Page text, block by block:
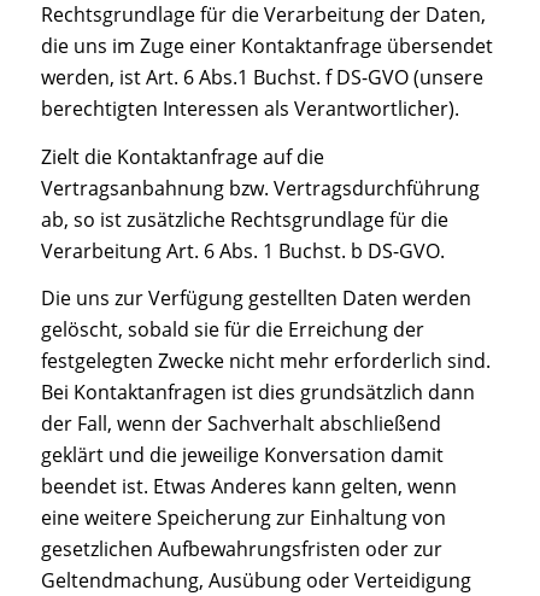
Rechtsgrundlage für die Verarbeitung der Daten,
die uns im Zuge einer Kontaktanfrage übersendet
werden, ist Art. 6 Abs.1 Buchst. f DS-GVO (unsere
berechtigten Interessen als Verantwortlicher).
Zielt die Kontaktanfrage auf die
Vertragsanbahnung bzw. Vertragsdurchführung
ab, so ist zusätzliche Rechtsgrundlage für die
Verarbeitung Art. 6 Abs. 1 Buchst. b DS-GVO.
Die uns zur Verfügung gestellten Daten werden
gelöscht, sobald sie für die Erreichung der
festgelegten Zwecke nicht mehr erforderlich sind.
Bei Kontaktanfragen ist dies grundsätzlich dann
der Fall, wenn der Sachverhalt abschließend
geklärt und die jeweilige Konversation damit
beendet ist. Etwas Anderes kann gelten, wenn
eine weitere Speicherung zur Einhaltung von
gesetzlichen Aufbewahrungsfristen oder zur
Geltendmachung, Ausübung oder Verteidigung